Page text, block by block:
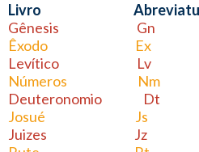
Livro
Gênesis
Êxodo
Levítico
Números
Deuteronomio
Josué Js
Juizes